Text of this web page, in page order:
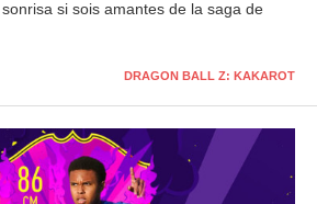
si sois amantes de la saga de
DRAGON BALL Z: KAKAROT